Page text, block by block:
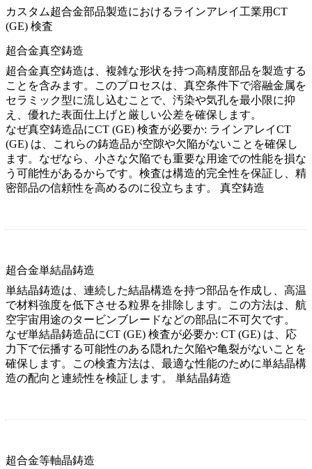
カスタム超合金部品製造におけるラインアレイ工業用CT
(GE) 検査
超合金真空鋳造
超合金真空鋳造は、複雑な形状を持つ高精度部品を製造する
ことを含みます。このプロセスは、真空条件下で溶融金属を
セラミック型に流し込むことで、汚染や気孔を最小限に抑
え、優れた表面仕上げと厳しい公差を確保します。
なぜ真空鋳造品にCT (GE) 検査が必要か: ラインアレイCT
(GE) は、これらの鋳造品が空隙や欠陥がないことを確保し
ます。なぜなら、小さな欠陥でも重要な用途での性能を損な
う可能性があるからです。検査は構造的完全性を保証し、精
密部品の信頼性を高めるのに役立ちます。 真空鋳造
超合金単結晶鋳造
単結晶鋳造は、連続した結晶構造を持つ部品を作成し、高温
で材料強度を低下させる粒界を排除します。この方法は、航
空宇宙用途のタービンブレードなどの部品に不可欠です。
なぜ単結晶鋳造品にCT (GE) 検査が必要か: CT (GE) は、応
力下で伝播する可能性のある隠れた欠陥や亀裂がないことを
確保します。この検査方法は、最適な性能のために単結晶構
造の配向と連続性を検証します。 単結晶鋳造
超合金等軸晶鋳造